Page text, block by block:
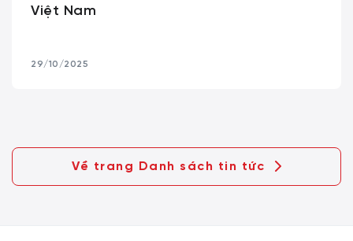
Việt Nam
29/10/2025
Về trang Danh sách tin tức